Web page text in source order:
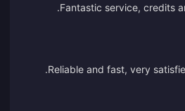
Fantastic service, credits
Reliable and fast, very